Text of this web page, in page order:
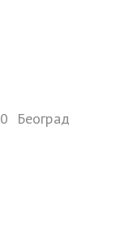
Београд